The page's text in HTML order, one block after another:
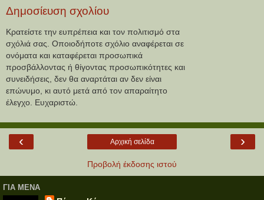
Δημοσίευση σχολίου
Κρατείστε την ευπρέπεια και τον πολιτισμό στα
σχόλιά σας. Οποιοδήποτε σχόλιο αναφέρεται σε
ονόματα και καταφέρεται προσωπικά
προσβάλλοντας ή θίγοντας προσωπικότητες και
συνειδήσεις, δεν θα αναρτάται αν δεν είναι
επώνυμο, κι αυτό μετά από τον απαραίτητο
έλεγχο. Ευχαριστώ.
‹ ›
Αρχική σελίδα
Προβολή έκδοσης ιστού
ΓΙΑ ΜΕΝΑ